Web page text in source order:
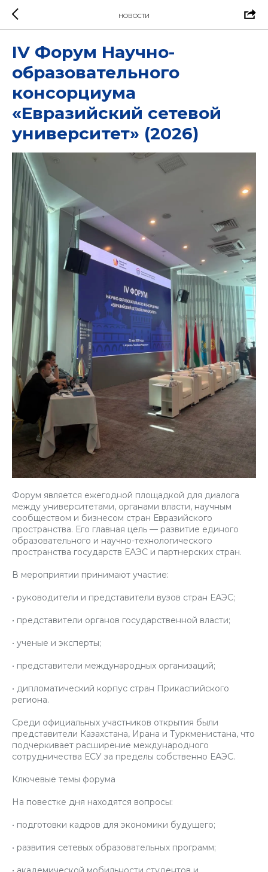
НОВОСТИ
IV Форум Научно-
образовательного
консорциума
«Евразийский сетевой
университет» (2026)
Форум является ежегодной площадкой для диалога
между университетами, органами власти, научным
сообществом и бизнесом стран Евразийского
пространства. Его главная цель — развитие единого
образовательного и научно-технологического
пространства государств ЕАЭС и партнерских стран.
В мероприятии принимают участие:
• руководители и представители вузов стран ЕАЭС;
• представители органов государственной власти;
• ученые и эксперты;
• представители международных организаций;
• дипломатический корпус стран Прикаспийского
региона.
Среди официальных участников открытия были
представители Казахстана, Ирана и Туркменистана, что
подчеркивает расширение международного
сотрудничества ЕСУ за пределы собственно ЕАЭС.
Ключевые темы форума
На повестке дня находятся вопросы:
• подготовки кадров для экономики будущего;
• развития сетевых образовательных программ;